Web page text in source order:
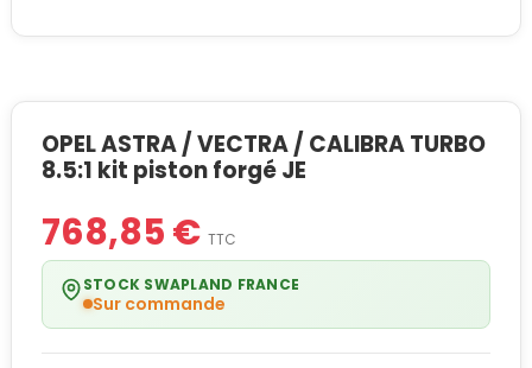
OPEL ASTRA / VECTRA / CALIBRA TURBO
8.5:1 kit piston forgé JE
768,85 € TTC
STOCK SWAPLAND FRANCE
Sur commande